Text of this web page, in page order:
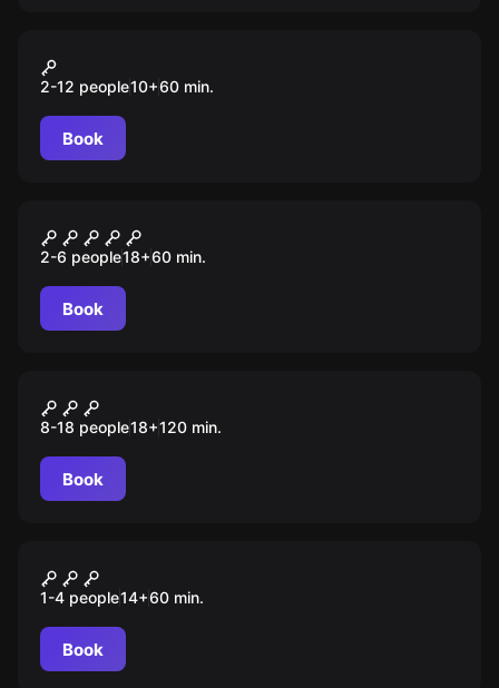
Лабиринт. Тайна хранителя
2-12 people10+60 min.
Book
Пила
2-6 people18+60 min.
Book
Мыльная опера
8-18 people18+120 min.
Book
The Forest
1-4 people14+60 min.
Book